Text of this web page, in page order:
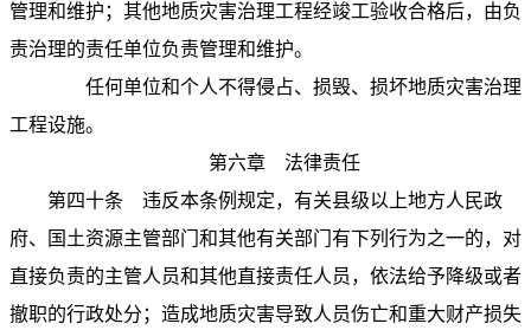
管理和维护；其他地质灾害治理工程经竣工验收合格后，由负
责治理的责任单位负责管理和维护。
任何单位和个人不得侵占、损毁、损坏地质灾害治理
工程设施。
第六章 法律责任
第四十条 违反本条例规定，有关县级以上地方人民政
府、国土资源主管部门和其他有关部门有下列行为之一的，对
直接负责的主管人员和其他直接责任人员，依法给予降级或者
撤职的行政处分；造成地质灾害导致人员伤亡和重大财产损失